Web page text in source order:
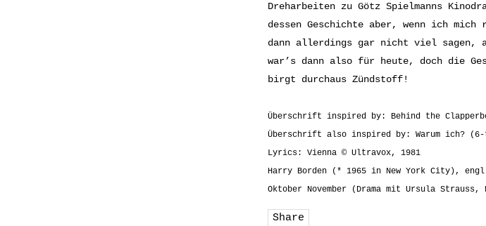
Dreharbeiten zu Götz Spielmanns
dessen Geschichte aber, wenn ich
dann allerdings gar nicht viel sagen,
war’s dann also für heute, doch die
birgt durchaus Zündstoff!
Überschrift inspired by: Behind the
Überschrift also inspired by: Warum ich?
Lyrics: Vienna © Ultravox, 1981
Harry Borden (* 1965 in New York City),
Oktober November (Drama mit Ursula
Share